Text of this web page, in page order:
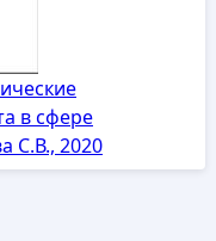
в сфере
С.В., 2020